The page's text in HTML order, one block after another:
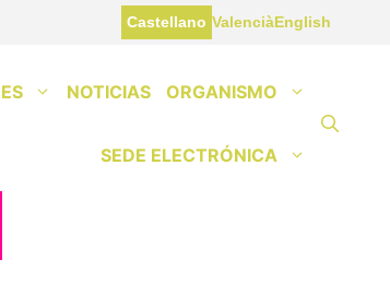
Castellano ValenciàEnglish
NOTICIAS ORGANISMO
SEDE ELECTRÓNICA